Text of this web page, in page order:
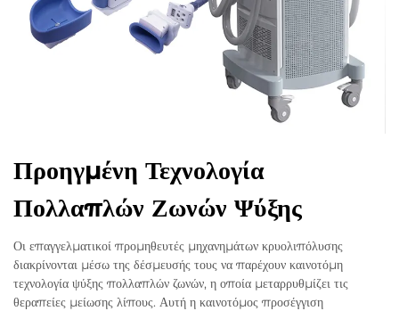
Προηγμένη Τεχνολογία
Πολλαπλών Ζωνών Ψύξης
Οι επαγγελματικοί προμηθευτές μηχανημάτων κρυολιπόλυσης
διακρίνονται μέσω της δέσμευσής τους να παρέχουν καινοτόμη
τεχνολογία ψύξης πολλαπλών ζωνών, η οποία μεταρρυθμίζει τις
θεραπείες μείωσης λίπους. Αυτή η καινοτόμος προσέγγιση